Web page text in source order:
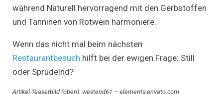
während Naturell hervorragend mit den Gerbstoffen
und Tanninen von Rotwein harmoniere.
Wenn das nicht mal beim nächsten
Restaurantbesuch hilft bei der ewigen Frage: Still
oder Sprudelnd?
Artikel-Teaserbild (oben): westend61 – elements.envato.com